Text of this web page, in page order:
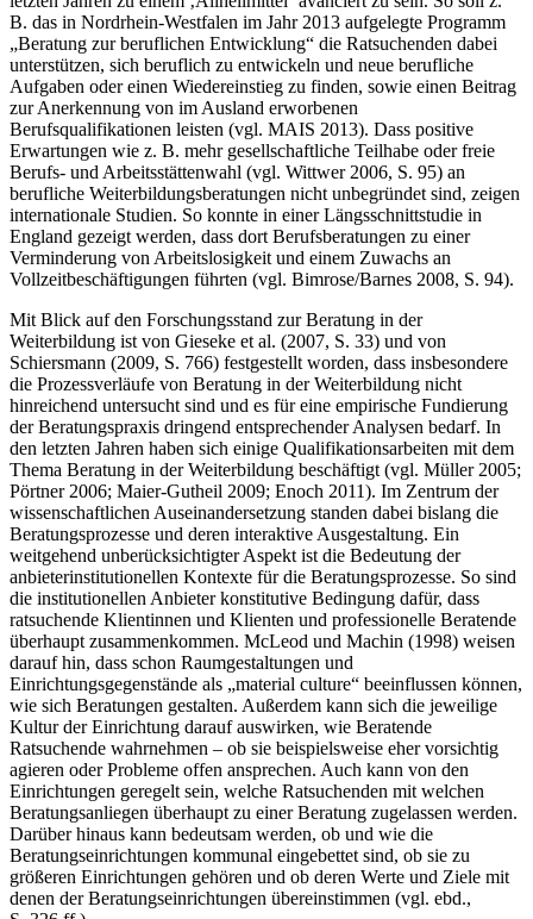
B. das in Nordrhein-Westfalen im Jahr 2013 aufgelegte Programm
„Beratung zur beruflichen Entwicklung“ die Ratsuchenden dabei
unterstützen, sich beruflich zu entwickeln und neue berufliche
Aufgaben oder einen Wiedereinstieg zu finden, sowie einen Beitrag
zur Anerkennung von im Ausland erworbenen
Berufsqualifikationen leisten (vgl. MAIS 2013). Dass positive
Erwartungen wie z. B. mehr gesellschaftliche Teilhabe oder freie
Berufs- und Arbeitsstättenwahl (vgl. Wittwer 2006, S. 95) an
berufliche Weiterbildungsberatungen nicht unbegründet sind, zeigen
internationale Studien. So konnte in einer Längsschnittstudie in
England gezeigt werden, dass dort Berufsberatungen zu einer
Verminderung von Arbeitslosigkeit und einem Zuwachs an
Vollzeitbeschäftigungen führten (vgl. Bimrose/Barnes 2008, S. 94).
Mit Blick auf den Forschungsstand zur Beratung in der
Weiterbildung ist von Gieseke et al. (2007, S. 33) und von
Schiersmann (2009, S. 766) festgestellt worden, dass insbesondere
die Prozessverläufe von Beratung in der Weiterbildung nicht
hinreichend untersucht sind und es für eine empirische Fundierung
der Beratungspraxis dringend entsprechender Analysen bedarf. In
den letzten Jahren haben sich einige Qualifikationsarbeiten mit dem
Thema Beratung in der Weiterbildung beschäftigt (vgl. Müller 2005;
Pörtner 2006; Maier-Gutheil 2009; Enoch 2011). Im Zentrum der
wissenschaftlichen Auseinandersetzung standen dabei bislang die
Beratungsprozesse und deren interaktive Ausgestaltung. Ein
weitgehend unberücksichtigter Aspekt ist die Bedeutung der
anbieterinstitutionellen Kontexte für die Beratungsprozesse. So sind
die institutionellen Anbieter konstitutive Bedingung dafür, dass
ratsuchende Klientinnen und Klienten und professionelle Beratende
überhaupt zusammenkommen. McLeod und Machin (1998) weisen
darauf hin, dass schon Raumgestaltungen und
Einrichtungsgegenstände als „material culture“ beeinflussen können,
wie sich Beratungen gestalten. Außerdem kann sich die jeweilige
Kultur der Einrichtung darauf auswirken, wie Beratende
Ratsuchende wahrnehmen – ob sie beispielsweise eher vorsichtig
agieren oder Probleme offen ansprechen. Auch kann von den
Einrichtungen geregelt sein, welche Ratsuchenden mit welchen
Beratungsanliegen überhaupt zu einer Beratung zugelassen werden.
Darüber hinaus kann bedeutsam werden, ob und wie die
Beratungseinrichtungen kommunal eingebettet sind, ob sie zu
größeren Einrichtungen gehören und ob deren Werte und Ziele mit
denen der Beratungseinrichtungen übereinstimmen (vgl. ebd.,